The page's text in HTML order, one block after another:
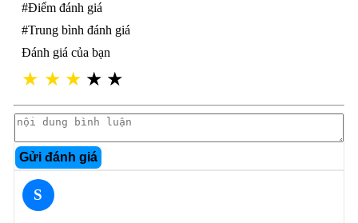
#Điểm đánh giá
#Trung bình đánh giá
Đánh giá của bạn
★ ★ ★ ★ ★
Gửi đánh giá
S